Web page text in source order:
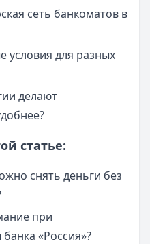
сеть банкоматов в
условия для разных
делают
статье:
снять деньги без
при
«Россия»?